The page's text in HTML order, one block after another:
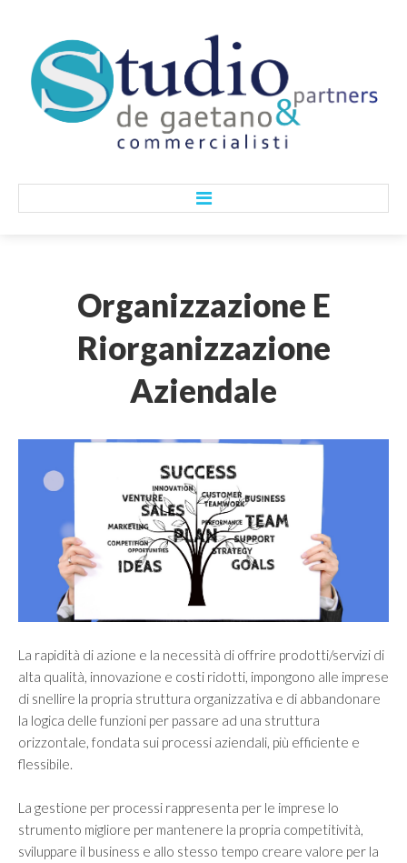
CHI SIAMO
Lo Studio
Mission
Controllo di gestione e controllo strategico
Finanza Aziendale
Internazionalizzazione
Merger & Acquisition e valutazione d’azienda
Organizzazione e Riorganizzazione Aziendale
Passaggio generazionale
MERCATI
Investire in Cina
Investire negli Emirati Arabi Uniti
Organizzazione E
Riorganizzazione
Aziendale
La rapidità di azione e la necessità di offrire prodotti/servizi di
alta qualità, innovazione e costi ridotti, impongono alle imprese
di snellire la propria struttura organizzativa e di abbandonare
la logica delle funzioni per passare ad una struttura
orizzontale, fondata sui processi aziendali, più efficiente e
flessibile.
La gestione per processi rappresenta per le imprese lo
strumento migliore per mantenere la propria competitività,
sviluppare il business e allo stesso tempo creare valore per la